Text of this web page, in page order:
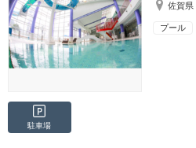
佐賀県
プール
駐車場